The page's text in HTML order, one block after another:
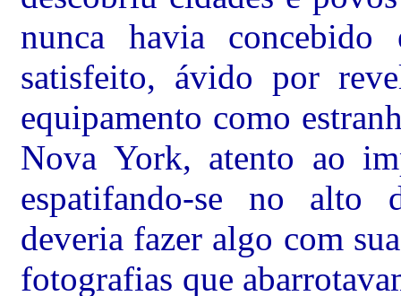
nunca havia concebido
satisfeito, ávido por
equipamento como
Nova York, atento ao
espatifando-se no alto
deveria fazer algo com
fotografias que